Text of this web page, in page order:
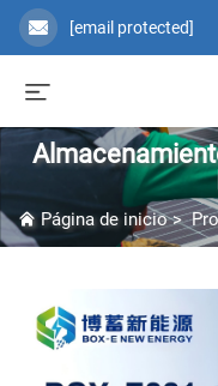
[email protected]
Página de inicio>